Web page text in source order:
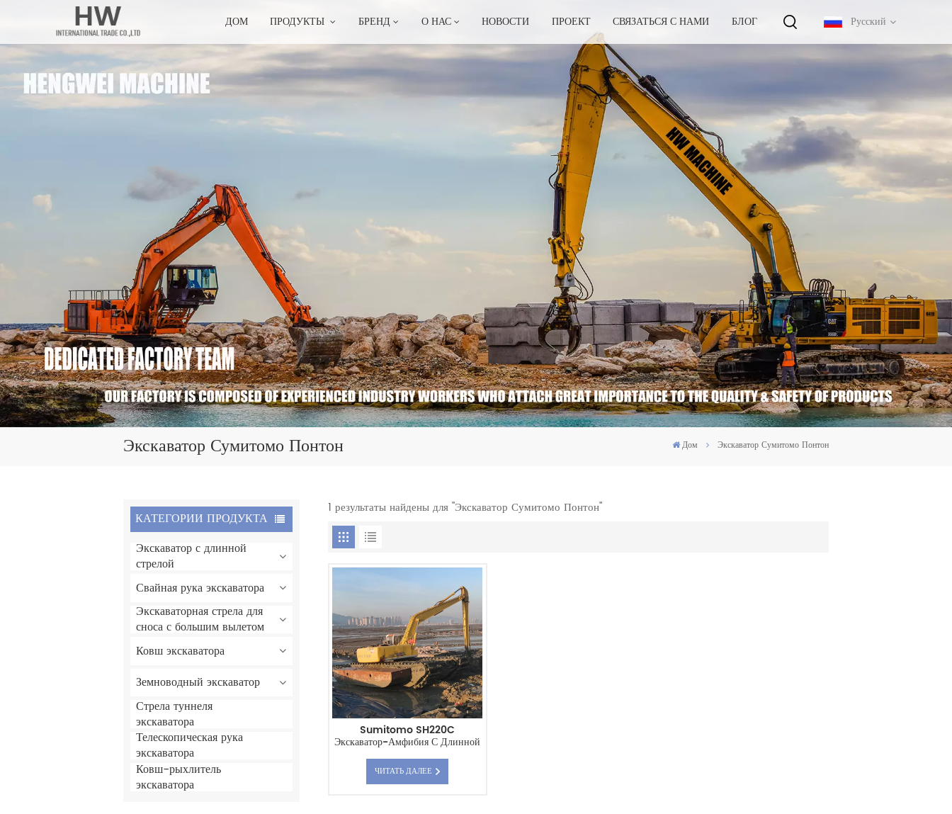
ДОМ ПРОДУКТЫ БРЕНД О НАС НОВОСТИ ПРОЕКТ СВЯЗАТЬСЯ С НАМИ БЛОГ Русский
français
русский
español
português
Экскаватор Сумитомо Понтон Дом Экскаватор Сумитомо Понтон
КАТЕГОРИИ ПРОДУКТА
Экскаватор с длинной
стрелой
Свайная рука экскаватора
Экскаваторная стрела для
сноса с большим вылетом
Ковш экскаватора
Земноводный экскаватор
Стрела туннеля
экскаватора
Телескопическая рука
экскаватора
Ковш-рыхлитель
экскаватора
1 результаты найдены для "Экскаватор Сумитомо Понтон"
Sumitomo SH220C
Экскаватор-Амфибия С Длинной
ЧИТАТЬ ДАЛЕЕ